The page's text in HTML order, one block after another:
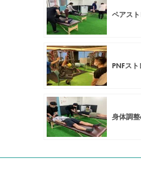
ペアス
PNFス
身体調